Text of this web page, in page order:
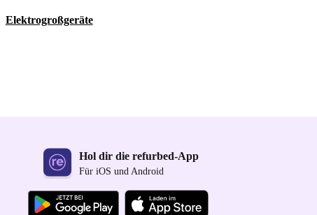
Elektrogroßgeräte
Hol dir die refurbed-App
Für iOS und Android